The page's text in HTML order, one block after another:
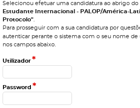
Selecionou efetuar uma candidatura ao abrigo
Estudante Internacional - PALOP/América-
Protocolo"
Para prosseguir com a sua candidatura por
autenticar perante o sistema com o seu nome de
nos campos abaixo.
Utilizador*
Password *